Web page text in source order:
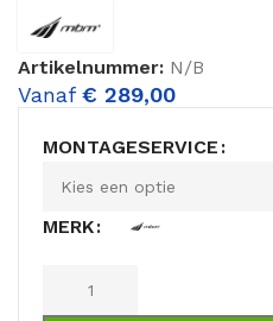
Artikelnummer: N/B
Vanaf € 289,00
MONTAGESERVICE
MERK